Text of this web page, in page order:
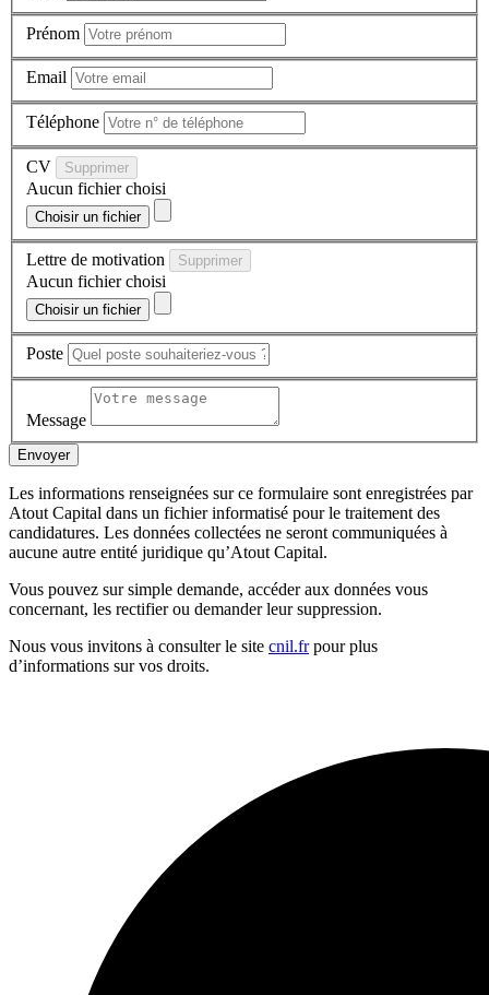
Prénom
Email
Téléphone
CV Supprimer
Aucun fichier choisi
Choisir un fichier
Lettre de motivation Supprimer
Aucun fichier choisi
Choisir un fichier
Poste
Message
Envoyer
Les informations renseignées sur ce formulaire sont enregistrées par
Atout Capital dans un fichier informatisé pour le traitement des
candidatures. Les données collectées ne seront communiquées à
aucune autre entité juridique qu’Atout Capital.
Vous pouvez sur simple demande, accéder aux données vous
concernant, les rectifier ou demander leur suppression.
Nous vous invitons à consulter le site cnil.frpour plus
d’informations sur vos droits.